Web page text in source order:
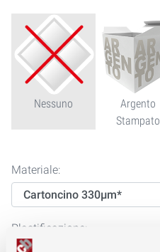
Nessuno
Argento
Stampato
Materiale:
Plastificazione: